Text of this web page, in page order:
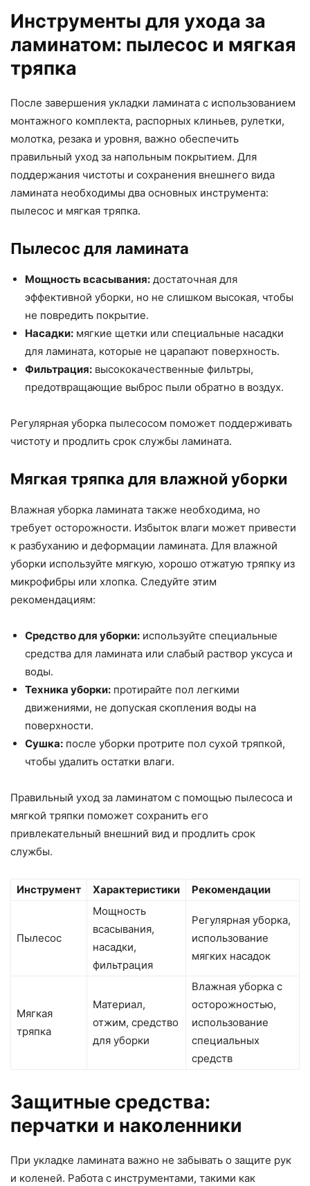
Инструменты для ухода за
ламинатом: пылесос и мягкая
тряпка
После завершения укладки ламината с использованием
монтажного комплекта, распорных клиньев, рулетки,
молотка, резака и уровня, важно обеспечить
правильный уход за напольным покрытием. Для
поддержания чистоты и сохранения внешнего вида
ламината необходимы два основных инструмента:
пылесос и мягкая тряпка.
Пылесос для ламината
Мощность всасывания: достаточная для
эффективной уборки, но не слишком высокая, чтобы
не повредить покрытие.
Насадки: мягкие щетки или специальные насадки
для ламината, которые не царапают поверхность.
Фильтрация: высококачественные фильтры,
предотвращающие выброс пыли обратно в воздух.
Регулярная уборка пылесосом поможет поддерживать
чистоту и продлить срок службы ламината.
Мягкая тряпка для влажной уборки
Влажная уборка ламината также необходима, но
требует осторожности. Избыток влаги может привести
к разбуханию и деформации ламината. Для влажной
уборки используйте мягкую, хорошо отжатую тряпку из
микрофибры или хлопка. Следуйте этим
рекомендациям:
Средство для уборки: используйте специальные
средства для ламината или слабый раствор уксуса и
воды.
Техника уборки: протирайте пол легкими
движениями, не допуская скопления воды на
поверхности.
Сушка: после уборки протрите пол сухой тряпкой,
чтобы удалить остатки влаги.
Правильный уход за ламинатом с помощью пылесоса и
мягкой тряпки поможет сохранить его
привлекательный внешний вид и продлить срок
службы.
Инструмент Характеристики Рекомендации
Пылесос
Мощность
всасывания,
насадки,
фильтрация
Регулярная уборка,
использование
мягких насадок
Мягкая
тряпка
Материал,
отжим, средство
для уборки
Влажная уборка с
осторожностью,
использование
специальных
средств
Защитные средства:
перчатки и наколенники
При укладке ламината важно не забывать о защите рук
и коленей. Работа с инструментами, такими как